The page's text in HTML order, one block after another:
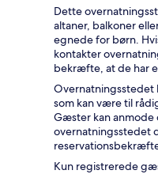
Dette
altaner, balkoner
egnede for børn.
kontakter
bekræfte, at de har
som kan være til
Gæster kan anmode
overnatningsstedet
Kun registrerede